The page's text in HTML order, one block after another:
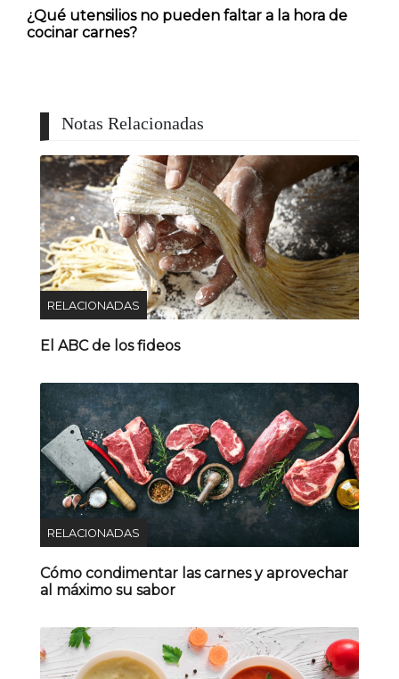
¿Qué utensilios no pueden faltar a la hora de
cocinar carnes?
Notas Relacionadas
RELACIONADAS
El ABC de los fideos
RELACIONADAS
Cómo condimentar las carnes y aprovechar
al máximo su sabor